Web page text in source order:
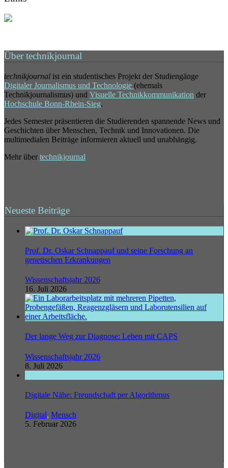
Über technikjournal
technikjournal ist ein studentisches Projekt der Studiengänge
Digitaler Journalismus und Technologie (ehemals
Technikjournalismus) und Visuelle Technikkommunikation der
Hochschule Bonn-Rhein-Sieg.
Jedes Semester präsentieren die Studierenden spannende News und
Geschichten über Menschen, Technik und Innovationen. Die
multimedialen Beiträge informieren aktuell und unabhängig.
Mehr über technikjournal
Neueste Beiträge
Prof. Dr. Oskar Schnappauf und seine Forschung an
genetischen Erkrankungen
Wissenschaftsjahr 2026
16. Juli 2026
Der lange Weg zur Diagnose: Leben mit CAPS
Wissenschaftsjahr 2026
8. Juli 2026
Digitale Nähe: Freundschaft per Algorithmus
Digital, Mensch
5. Februar 2026